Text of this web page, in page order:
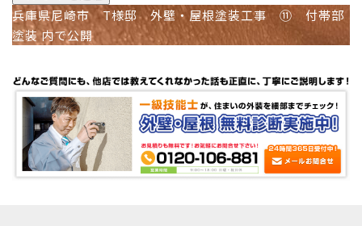
投
稿
ナ
ビ
ゲ
ー
兵庫県尼崎市 T様邸 外壁・屋根塗装工事 ⑪ 付帯部
塗装内で公開